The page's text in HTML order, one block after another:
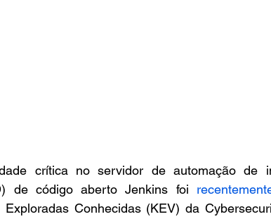
crítica no servidor de automação de
de código aberto Jenkins foi
Exploradas Conhecidas (KEV) da